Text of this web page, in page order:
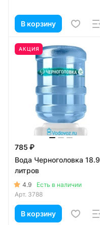
В корзину
АКЦИЯ
785 ₽
Вода Черноголовка 18.9
литров
4.9
Есть в наличии
Арт. 3788
В корзину